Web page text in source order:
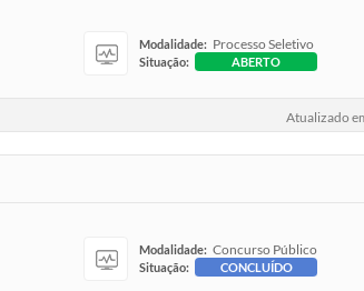
Modalidade: Processo Seletivo
Situação: ABERTO
Atualizado
Modalidade: Concurso Público
Situação: CONCLUÍDO